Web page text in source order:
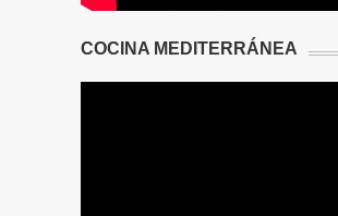
COCINA MEDITERRÁNEA